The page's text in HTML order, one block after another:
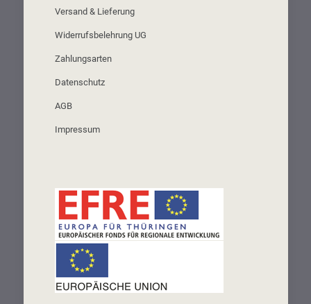
Versand & Lieferung
Widerrufsbelehrung UG
Zahlungsarten
Datenschutz
AGB
Impressum